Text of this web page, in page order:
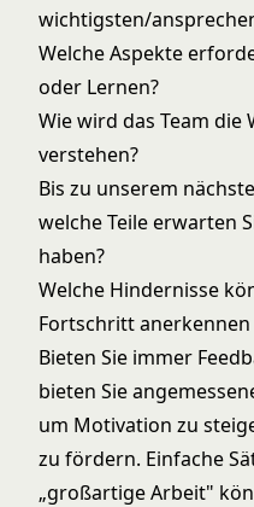
wichtigsten/
Welche Aspekte
oder Lernen?
Wie wird das Team
verstehen?
Bis zu unserem
welche Teile erwarten
haben?
Welche Hindernisse
Fortschritt
Bieten Sie immer
bieten Sie
um Motivation zu
zu fördern. Einfache
„großartige Arbeit"